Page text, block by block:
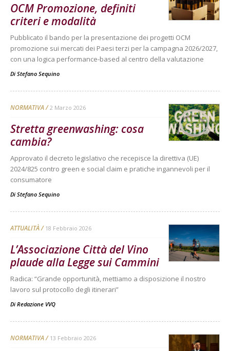
OCM Promozione, definiti
criteri e modalità
Pubblicato il bando per la presentazione dei progetti OCM
promozione sui mercati dei Paesi terzi per la campagna 2026/2027,
con una logica performance-based al centro della valutazione
Di Stefano Sequino
NORMATIVA 2 Marzo 2026
Stretta greenwashing: cosa
cambia?
Approvato il decreto legislativo che recepisce la direttiva (UE)
2024/825 contro green e social claim e pratiche ingannevoli per il
consumatore
Di Stefano Sequino
ATTUALITÀ 18 Febbraio 2026
L’Associazione Città del Vino
plaude alla Legge sui Cammini
Radica: “Grande opportunità, mettiamo a disposizione il nostro
lavoro sul protocollo degli itinerari”
Di Redazione VVQ
NORMATIVA 13 Febbraio 2026